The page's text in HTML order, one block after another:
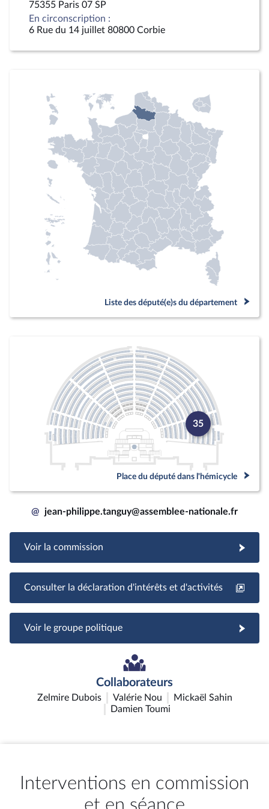
75355 Paris 07 SP
En circonscription :
6 Rue du 14 juillet 80800 Corbie
Liste des député(e)s du département
35
Place du député dans l'hémicycle
@ jean-philippe.tanguy@assemblee-nationale.fr
Voir la commission
Consulter la déclaration d'intérêts et d'activités
Voir le groupe politique
Collaborateurs
Zelmire Dubois Valérie Nou
Mickaël Sahin
Damien Toumi
Interventions en commission
et en séance